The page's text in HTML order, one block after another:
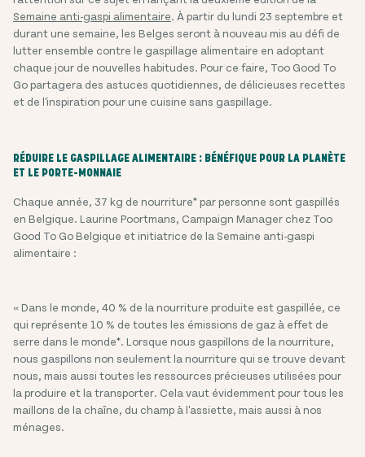
Semaine anti-gaspi alimentaire. À partir du lundi 23 septembre et
durant une semaine, les Belges seront à nouveau mis au défi de
lutter ensemble contre le gaspillage alimentaire en adoptant
chaque jour de nouvelles habitudes. Pour ce faire, Too Good To
Go partagera des astuces quotidiennes, de délicieuses recettes
et de l'inspiration pour une cuisine sans gaspillage.
RÉDUIRE LE GASPILLAGE ALIMENTAIRE : BÉNÉFIQUE POUR LA PLANÈTE
ET LE PORTE-MONNAIE
Chaque année, 37 kg de nourriture* par personne sont gaspillés
en Belgique. Laurine Poortmans, Campaign Manager chez Too
Good To Go Belgique et initiatrice de la Semaine anti-gaspi
alimentaire :
« Dans le monde, 40 % de la nourriture produite est gaspillée, ce
qui représente 10 % de toutes les émissions de gaz à effet de
serre dans le monde*. Lorsque nous gaspillons de la nourriture,
nous gaspillons non seulement la nourriture qui se trouve devant
nous, mais aussi toutes les ressources précieuses utilisées pour
la produire et la transporter. Cela vaut évidemment pour tous les
maillons de la chaîne, du champ à l'assiette, mais aussi à nos
ménages.